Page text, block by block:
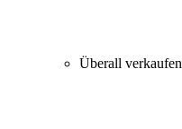
Überall verkaufen